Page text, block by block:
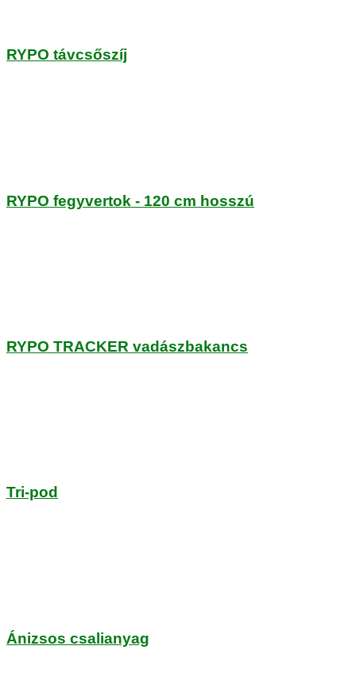
RYPO távcsőszíj
RYPO fegyvertok - 120 cm hosszú
RYPO TRACKER vadászbakancs
Tri-pod
Ánizsos csalianyag